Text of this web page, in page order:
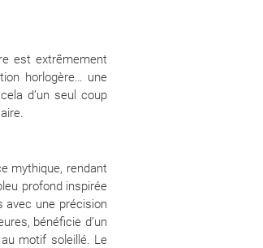
est extrêmement
horlogère… une
d’un seul coup
mythique, rendant
profond inspirée
avec une précision
bénéficie d’un
motif soleillé. Le